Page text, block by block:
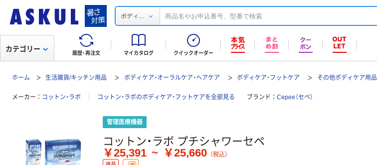
ボディ ...
履歴・再注文 マイカタログ クイックオーダー
カテゴリー
ホーム 生活雑貨/キッチン用品 ボディケア・オーラルケア・ヘアケア ボディケア・フットケア その他ボディケア用品
メーカー コットン・ラボ コットン・ラボのボディケア・フットケアを全部見る ブランド Cepee（セペ）
管理医療機器
コットン・ラボ プチシャワーセペ
￥25,391 ~ ￥25,660 （税込）